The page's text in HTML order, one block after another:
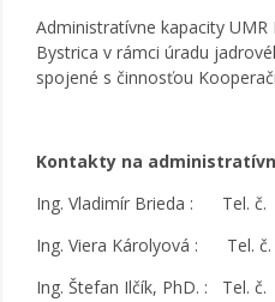
Administratívne kapacity
Bystrica v rámci úradu
spojené s činnosťou
Kontakty na
Ing. Vladimír Brieda : Tel. č.
Ing. Viera Károlyová : Tel.
Ing. Štefan Ilčík, PhD. : Tel.